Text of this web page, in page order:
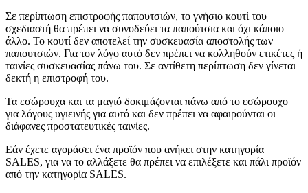
Σε περίπτωση επιστροφής παπουτσιών, το γνήσιο κουτί του
σχεδιαστή θα πρέπει να συνοδεύει τα παπούτσια και όχι κάποιο
άλλο. Το κουτί δεν αποτελεί την συσκευασία αποστολής των
παπουτσιών. Για τον λόγο αυτό δεν πρέπει να κολληθούν ετικέτες ή
ταινίες συσκευασίας πάνω του. Σε αντίθετη περίπτωση δεν γίνεται
δεκτή η επιστροφή του.
Τα εσώρουχα και τα μαγιό δοκιμάζονται πάνω από το εσώρουχο
για λόγους υγιεινής για αυτό και δεν πρέπει να αφαιρούνται οι
διάφανες προστατευτικές ταινίες.
Εάν έχετε αγοράσει ένα προϊόν που ανήκει στην κατηγορία
SALES, για να το αλλάξετε θα πρέπει να επιλέξετε και πάλι προϊόν
από την κατηγορία SALES.